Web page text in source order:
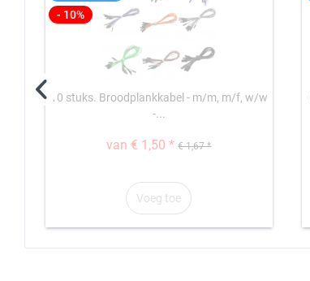
- 10%
10 stuks. Broodplankkabel - m/m, m/f, w/w
-...
van € 1,50 * € 1,67 *
Voeg toe